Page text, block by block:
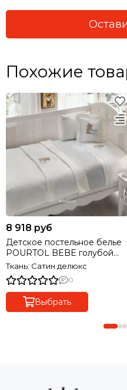
Похожие
8 918 руб
Детское постельное белье
POURTOL BEBE голубой
сатин делюкс TIVOLYO
HOME Турция
Ткань: Сатин делюкс
0
Выбрать